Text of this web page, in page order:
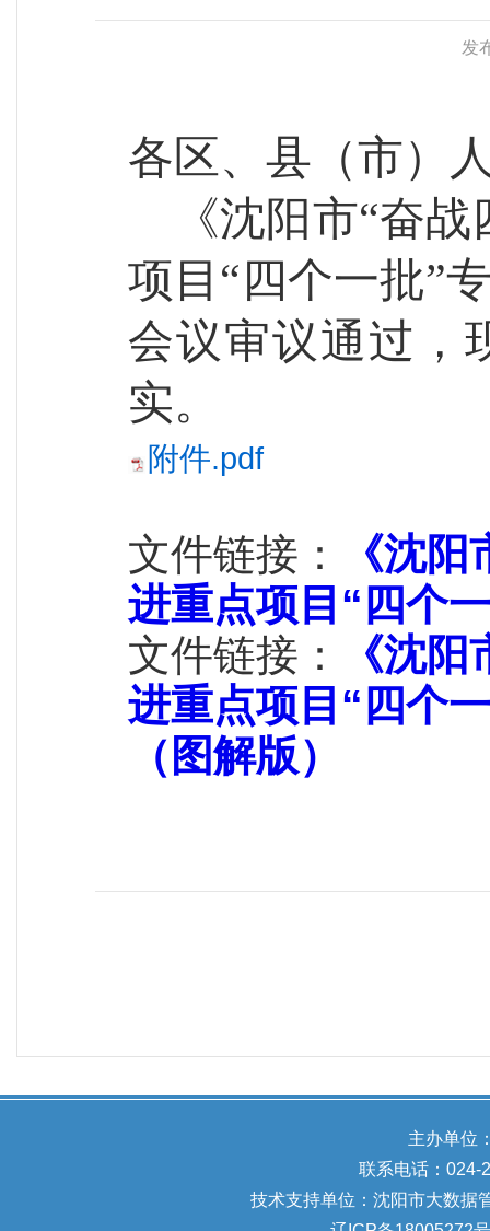
发
各区、县（市）
《沈阳市“奋
项目“四个一批”
会议审议通过，
实。
附件.pdf
文件链接：
《沈
进重点项目“四个
文件链接：
《沈
进重点项目“四个
（图解版）